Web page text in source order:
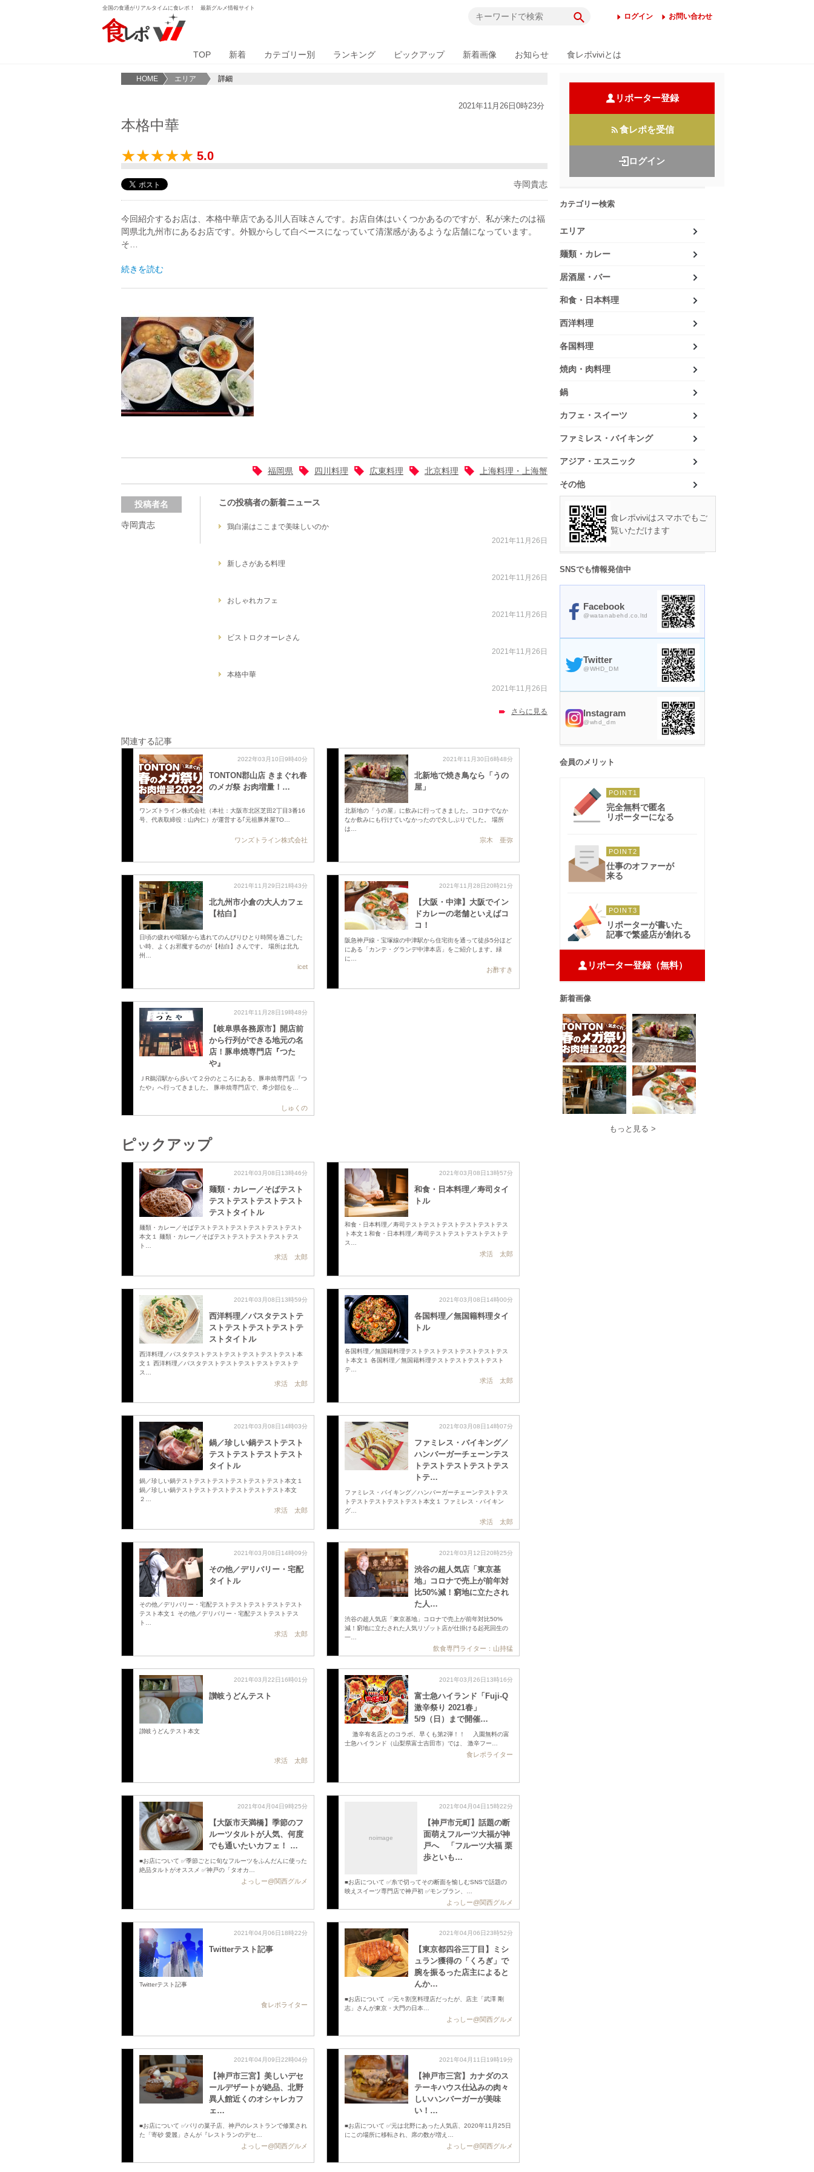
全国の食通がリアルタイムに食レポ！ 最新グルメ情報サイト
ログイン お問い合わせ
TOP 新着 カテゴリー別 ランキング ピックアップ 新着画像 お知らせ 食レポviviとは
HOME エリア 詳細
2021年11月26日0時23分
本格中華
5.0
寺岡貴志
今回紹介するお店は、本格中華店である川人百味さんです。お店自体はいくつかあるのですが、私が来たのは福
岡県北九州市にあるお店です。外観からして白ベースになっていて清潔感があるような店舗になっています。
そ…
続きを読む
福岡県 四川料理 広東料理 北京料理 上海料理・上海蟹
投稿者名
寺岡貴志
この投稿者の新着ニュース
鶏白湯はここまで美味しいのか
2021年11月26日
新しさがある料理
2021年11月26日
おしゃれカフェ
2021年11月26日
ビストロクオーレさん
2021年11月26日
本格中華
2021年11月26日
さらに見る
関連する記事
2022年03月10日9時40分
TONTON郡山店 きまぐれ春
のメガ祭 お肉増量！…
ワンズトライン株式会社（本社：大阪市北区芝田2丁目3番16
号、代表取締役：山内仁）が運営する｢元祖豚丼屋TO…
ワンズトライン株式会社
2021年11月30日6時48分
北新地で焼き鳥なら「うの
屋」
北新地の「うの屋」に飲みに行ってきました。コロナでなか
なか飲みにも行けていなかったので久しぶりでした。 場所
は…
宗木 亜弥
2021年11月29日21時43分
北九州市小倉の大人カフェ
【枯白】
日頃の疲れや喧騒から逃れてのんびりひとり時間を過ごした
い時、よくお邪魔するのが【枯白】さんです。 場所は北九
州…
icet
2021年11月28日20時21分
【大阪・中津】大阪でイン
ドカレーの老舗といえばコ
コ！
阪急神戸線・宝塚線の中津駅から住宅街を通って徒歩5分ほど
にある「カンテ・グランデ中津本店」をご紹介します。緑
に…
お酢すき
2021年11月28日19時48分
【岐阜県各務原市】開店前
から行列ができる地元の名
店！豚串焼専門店『つた
や』
ＪR鵜沼駅から歩いて２分のところにある、豚串焼専門店『つ
たや』へ行ってきました。 豚串焼専門店で、希少部位を…
しゅくの
ピックアップ
2021年03月08日13時46分
麺類・カレー／そばテスト
テストテストテストテスト
テストタイトル
麺類・カレー／そばテストテストテストテストテストテスト
本文１ 麺類・カレー／そばテストテストテストテストテス
ト…
求活 太郎
2021年03月08日13時57分
和食・日本料理／寿司タイ
トル
和食・日本料理／寿司テストテストテストテストテストテス
ト本文１和食・日本料理／寿司テストテストテストテストテ
ス…
求活 太郎
2021年03月08日13時59分
西洋料理／パスタテストテ
ストテストテストテストテ
ストタイトル
西洋料理／パスタテストテストテストテストテストテスト本
文１ 西洋料理／パスタテストテストテストテストテストテ
ス…
求活 太郎
2021年03月08日14時00分
各国料理／無国籍料理タイ
トル
各国料理／無国籍料理テストテストテストテストテストテス
ト本文１ 各国料理／無国籍料理テストテストテストテスト
テ…
求活 太郎
2021年03月08日14時03分
鍋／珍しい鍋テストテスト
テストテストテストテスト
タイトル
鍋／珍しい鍋テストテストテストテストテストテスト本文１
鍋／珍しい鍋テストテストテストテストテストテスト本文
２…
求活 太郎
2021年03月08日14時07分
ファミレス・バイキング／
ハンバーガーチェーンテス
トテストテストテストテス
トテ…
ファミレス・バイキング／ハンバーガーチェーンテストテス
トテストテストテストテスト本文１ ファミレス・バイキン
グ…
求活 太郎
2021年03月08日14時09分
その他／デリバリー・宅配
タイトル
その他／デリバリー・宅配テストテストテストテストテスト
テスト本文１ その他／デリバリー・宅配テストテストテス
ト…
求活 太郎
2021年03月12日20時25分
渋谷の超人気店「東京基
地」コロナで売上が前年対
比50%減！窮地に立たされ
た人…
渋谷の超人気店「東京基地」コロナで売上が前年対比50%
減！窮地に立たされた人気リゾット店が仕掛ける起死回生の
一…
飲食専門ライター：山持猛
2021年03月22日16時01分
讃岐うどんテスト
讃岐うどんテスト本文
求活 太郎
2021年03月26日13時16分
富士急ハイランド「Fuji‐Q
激辛祭り 2021春」
5/9（日）まで開催…
激辛有名店とのコラボ、早くも第2弾！！ 入園無料の富
士急ハイランド（山梨県富士吉田市）では、 激辛フー…
食レポライター
2021年04月04日9時25分
【大阪市天満橋】季節のフ
ルーツタルトが人気、何度
でも通いたいカフェ！ …
■お店について ✅季節ごとに旬なフルーツをふんだんに使った
絶品タルトがオススメ ✅神戸の「タオカ…
よっしー@関西グルメ
noimage
2021年04月04日15時22分
【神戸市元町】話題の断
面萌えフルーツ大福が神
戸へ 「フルーツ大福 栗
歩といも…
■お店について ✅糸で切ってその断面を愉しむSNSで話題の
映えスイーツ専門店で神戸初 ✅モンブラン、…
よっしー@関西グルメ
2021年04月06日18時22分
Twitterテスト記事
Twitterテスト記事
食レポライター
2021年04月06日23時52分
【東京都四谷三丁目】ミシ
ュラン獲得の「くろぎ」で
腕を振るった店主によると
んか…
■お店について ✅元々割烹料理店だったが、店主「武澤 剛
志」さんが東京・大門の日本…
よっしー@関西グルメ
2021年04月09日22時04分
【神戸市三宮】美しいデセ
ールデザートが絶品、北野
異人館近くのオシャレカフ
ェ …
■お店について ✅パリの菓子店、神戸のレストランで修業され
た「寄砂 愛麗」さんが『レストランのデセ…
よっしー@関西グルメ
2021年04月11日19時19分
【神戸市三宮】カナダのス
テーキハウス仕込みの肉々
しいハンバーガーが美味
い！ …
■お店について ✅元は北野にあった人気店、2020年11月25日
にこの場所に移転され、席の数が増え…
よっしー@関西グルメ
リポーター登録
食レポを受信
ログイン
カテゴリー検索
エリア
麺類・カレー
居酒屋・バー
和食・日本料理
西洋料理
各国料理
焼肉・肉料理
鍋
カフェ・スイーツ
ファミレス・バイキング
アジア・エスニック
その他
食レポviviはスマホでもご
覧いただけます
SNSでも情報発信中
Facebook
@watanabehd.co.ltd
Twitter
@WHD_DM
Instagram
@whd_dm
会員のメリット
POINT1
完全無料で匿名
リポーターになる
POINT2
仕事のオファーが
来る
POINT3
リポーターが書いた
記事で繁盛店が創れる
リポーター登録（無料）
新着画像
もっと見る >